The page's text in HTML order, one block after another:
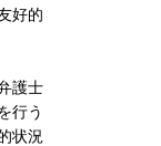
好的
護士
行う
状況